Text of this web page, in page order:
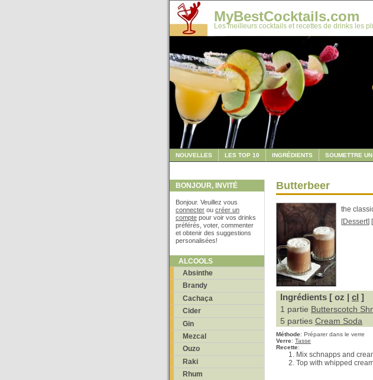
MyBestCocktails.com
Les meilleurs cocktails et recettes de drinks les
NOUVELLES LES TOP 10 INGRÉDIENTS SOUMETTRE UN
BONJOUR, INVITÉ
Bonjour. Veuillez vous
connecter ou créer un
compte pour voir vos drinks
préférés, voter, commenter
et obtenir des suggestions
personalisées!
ALCOOLS
Absinthe
Brandy
Cachaça
Cider
Gin
Mezcal
Ouzo
Raki
Rhum
Butterbeer
the
[Dessert] [
Ingrédients [ oz | cl ]
1 partie Butterscotch
5 parties Cream Soda
Méthode: Préparer dans le verre
Verre: Tasse
Recette:
Mix schnapps and
Top with whipped